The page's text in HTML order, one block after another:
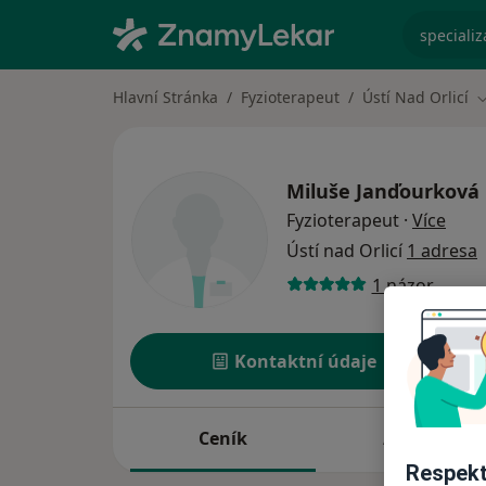
Hlavní Stránka Fyzioterapeut Ústí Nad Orlicí
Miluše Janďourková
Fyzioterapeut · Více
Ústí nad Orlicí 1 adresa
1 názor
Kontaktní údaje
Ceník Adresy